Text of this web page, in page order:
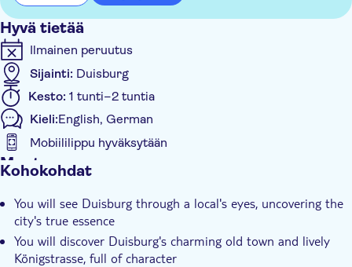
Hyvä tietää
Ilmainen peruutus
Sijainti: Duisburg
Kesto: 1 tunti–2 tuntia
Kieli:English, German
Mobiililippu hyväksytään
Muuta
Official reseller
Opastettu kierros
Paikalliseen makuun
Kohokohdat
You will see Duisburg through a local's eyes, uncovering the
city's true essence
You will discover Duisburg's charming old town and lively
Königstrasse, full of character